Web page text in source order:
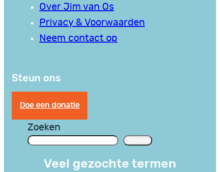
Over Jim van Os
Privacy & Voorwaarden
Neem contact op
Steun ons
Doe een donatie
Zoeken
Veel gezochte termen